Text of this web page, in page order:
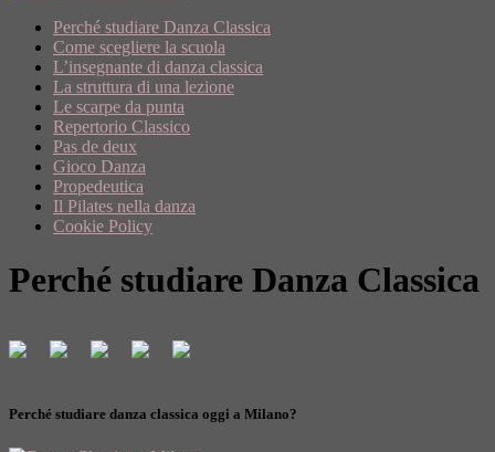
Perché studiare Danza Classica
Come scegliere la scuola
L’insegnante di danza classica
La struttura di una lezione
Le scarpe da punta
Repertorio Classico
Pas de deux
Gioco Danza
Propedeutica
Il Pilates nella danza
Cookie Policy
Perché studiare Danza Classica
Perché studiare danza classica oggi a Milano?